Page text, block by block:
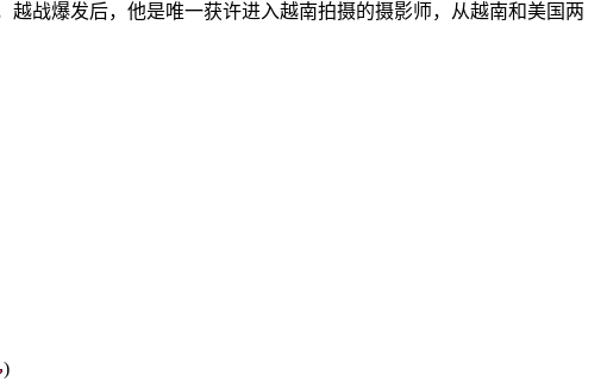
越战爆发后，他是唯一获许进入越南拍摄的摄影师，从越南和美国两
)